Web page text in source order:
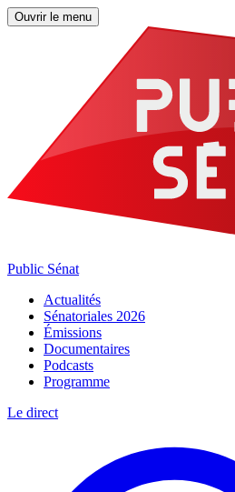
Ouvrir le menu
Public Sénat
Actualités
Sénatoriales 2026
Émissions
Documentaires
Podcasts
Programme
Le direct